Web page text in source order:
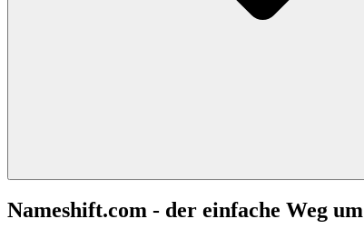
Nameshift.com - der einfache Weg